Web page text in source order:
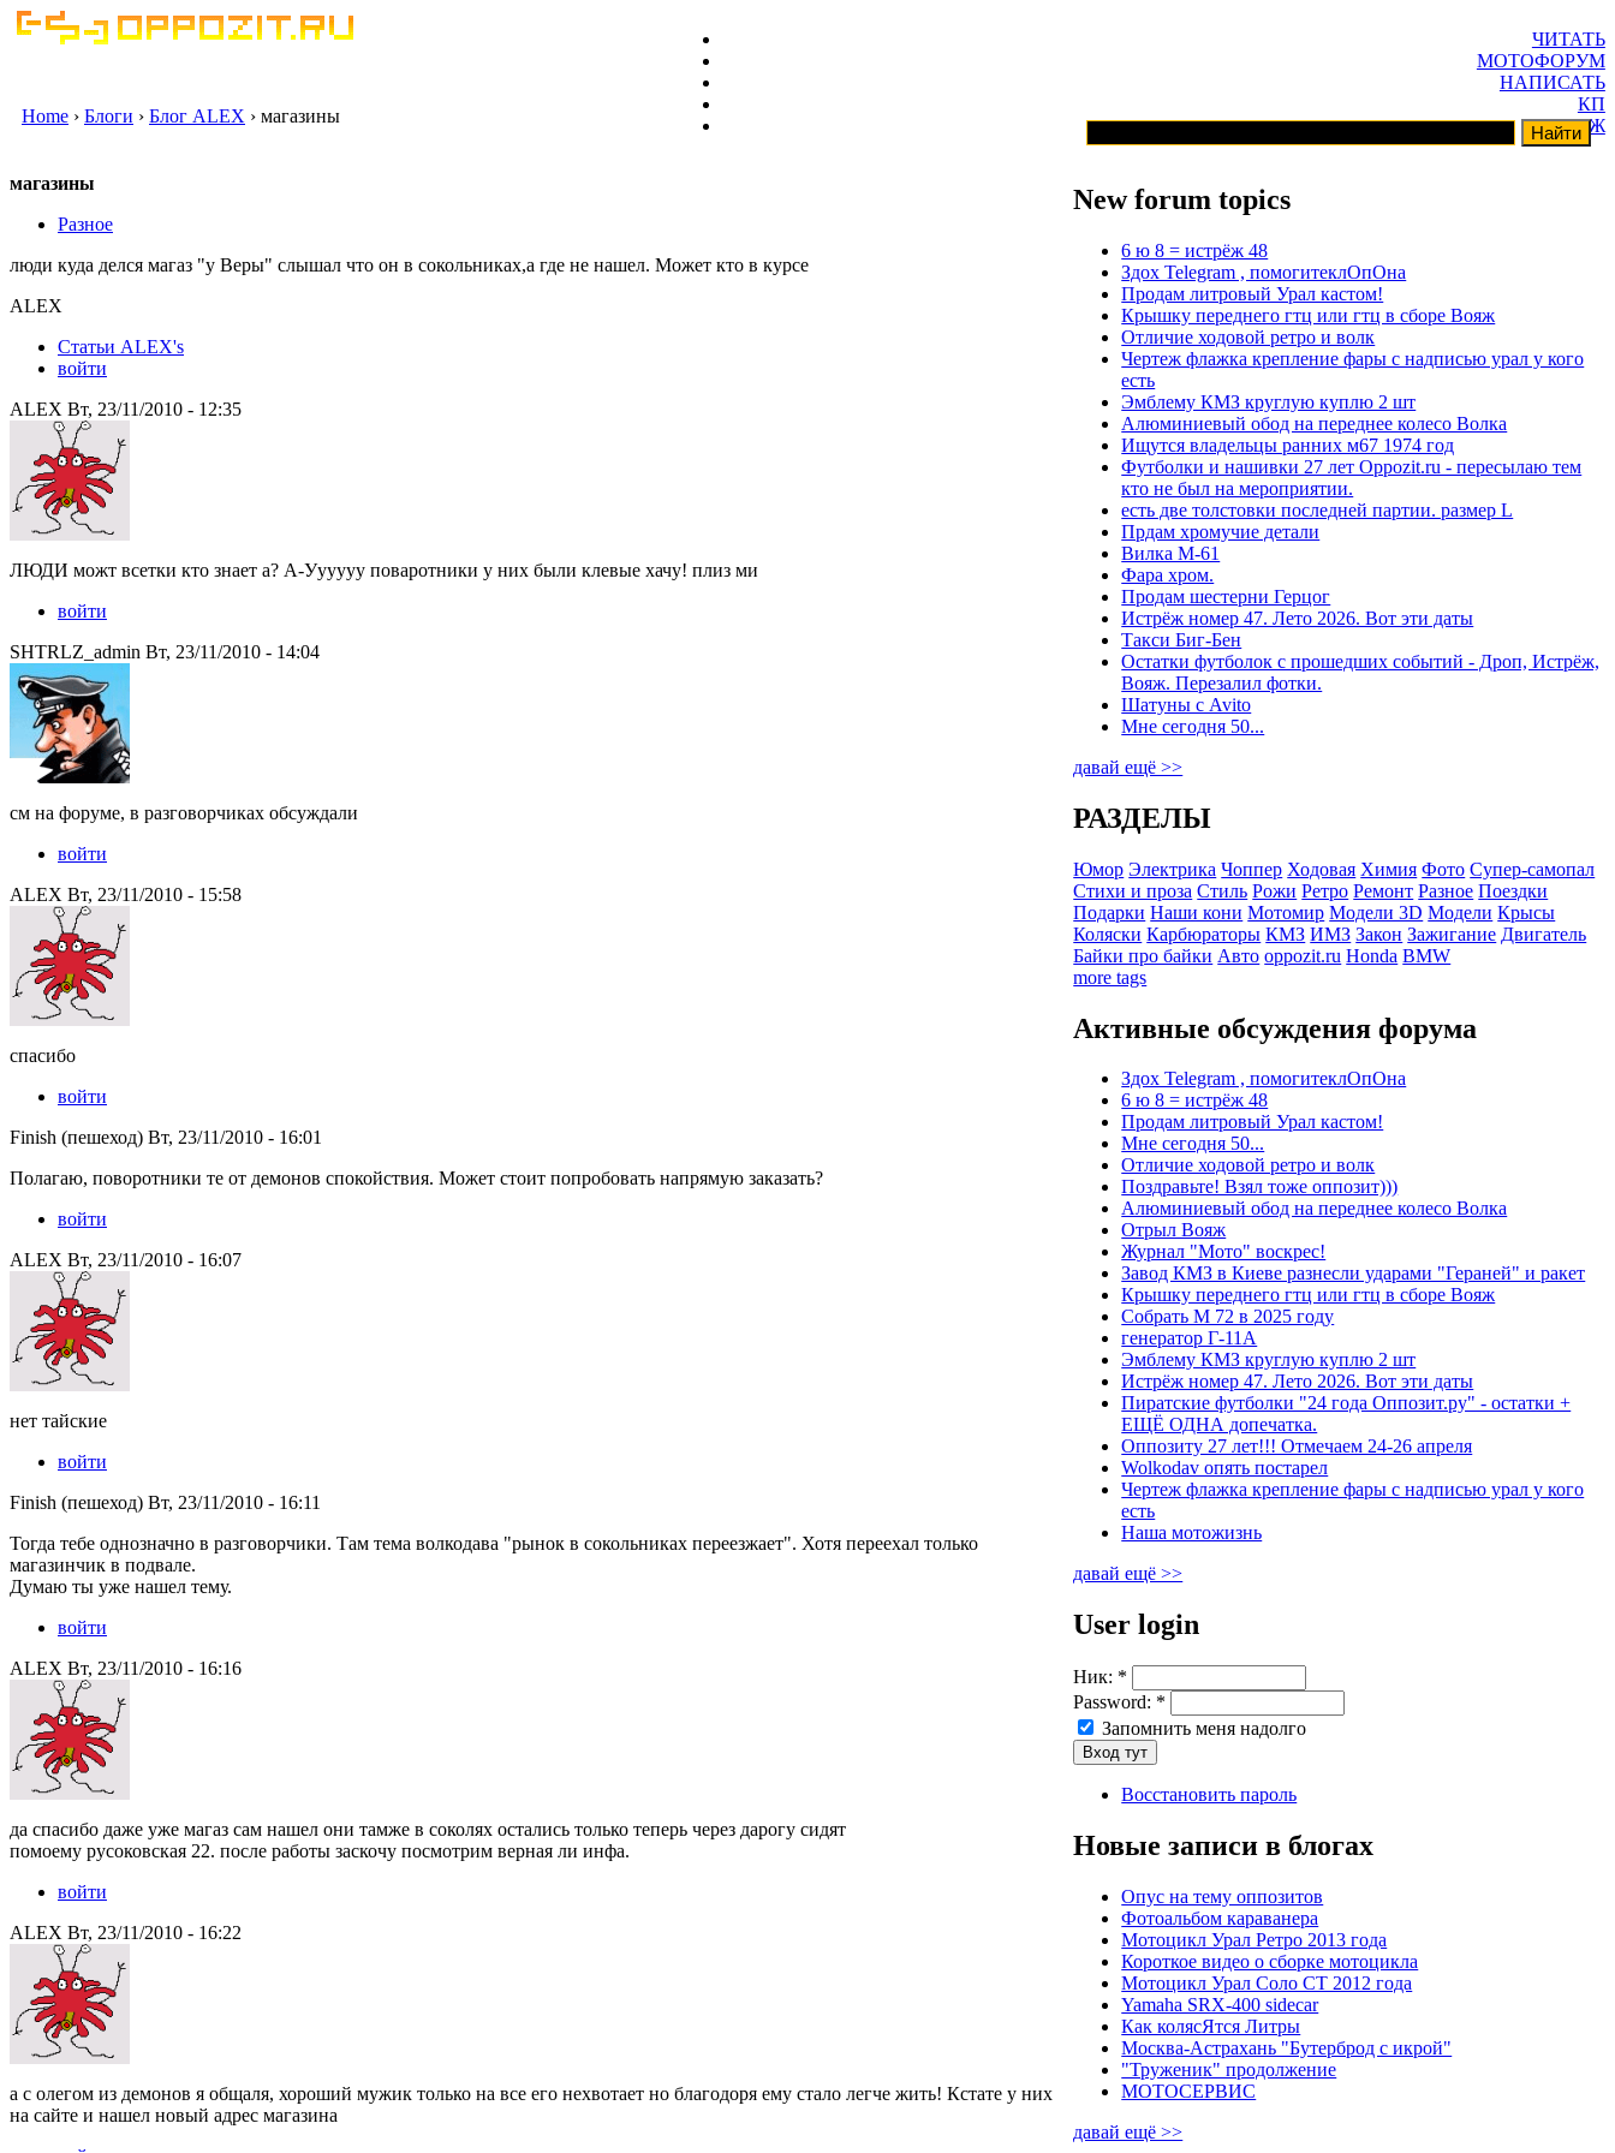
ЧИТАТЬ
МОТОФОРУМ
НАПИСАТЬ
КП
ГАРАЖ
Home › Блоги › Блог ALEX › магазины
магазины
Разное
люди куда делся магаз "у Веры" слышал что он в сокольниках,а где не нашел. Может кто в курсе
ALEX
Статьи ALEX's
войти
ALEX Вт, 23/11/2010 - 12:35
ЛЮДИ можт всетки кто знает а? А-Уууууу поваротники у них были клевые хачу! плиз ми
войти
SHTRLZ_admin Вт, 23/11/2010 - 14:04
см на форуме, в разговорчиках обсуждали
войти
ALEX Вт, 23/11/2010 - 15:58
спасибо
войти
Finish (пешеход) Вт, 23/11/2010 - 16:01
Полагаю, поворотники те от демонов спокойствия. Может стоит попробовать напрямую заказать?
войти
ALEX Вт, 23/11/2010 - 16:07
нет тайские
войти
Finish (пешеход) Вт, 23/11/2010 - 16:11
Тогда тебе однозначно в разговорчики. Там тема волкодава "рынок в сокольниках переезжает". Хотя переехал только
магазинчик в подвале.
Думаю ты уже нашел тему.
войти
ALEX Вт, 23/11/2010 - 16:16
да спасибо даже уже магаз сам нашел они тамже в соколях остались только теперь через дарогу сидят
помоему русоковская 22. после работы заскочу посмотрим верная ли инфа.
войти
ALEX Вт, 23/11/2010 - 16:22
а с олегом из демонов я общаля, хороший мужик только на все его нехвотает но благодоря ему стало легче жить! Кстате у них
на сайте и нашел новый адрес магазина
New forum topics
6 ю 8 = истрёж 48
Здох Telegram , помогитеклОпОна
Продам литровый Урал кастом!
Крышку переднего гтц или гтц в сборе Вояж
Отличие ходовой ретро и волк
Чертеж флажка крепление фары с надписью урал у кого
есть
Эмблему КМЗ круглую куплю 2 шт
Алюминиевый обод на переднее колесо Волка
Ищутся владельцы ранних м67 1974 год
Футболки и нашивки 27 лет Oppozit.ru - пересылаю тем
кто не был на мероприятии.
есть две толстовки последней партии. размер L
Прдам хромучие детали
Вилка М-61
Фара хром.
Продам шестерни Герцог
Истрёж номер 47. Лето 2026. Вот эти даты
Такси Биг-Бен
Остатки футболок с прошедших событий - Дроп, Истрёж,
Вояж. Перезалил фотки.
Шатуны с Avito
Мне сегодня 50...
давай ещё >>
РАЗДЕЛЫ
Юмор Электрика Чоппер Ходовая Химия Фото Супер-самопал
Стихи и проза Стиль Рожи Ретро Ремонт Разное Поездки
Подарки Наши кони Мотомир Модели 3D Модели Крысы
Коляски Карбюраторы КМЗ ИМЗ Закон Зажигание Двигатель
Байки про байки Авто oppozit.ru Honda BMW
more tags
Активные обсуждения форума
Здох Telegram , помогитеклОпОна
6 ю 8 = истрёж 48
Продам литровый Урал кастом!
Мне сегодня 50...
Отличие ходовой ретро и волк
Поздравьте! Взял тоже оппозит)))
Алюминиевый обод на переднее колесо Волка
Отрыл Вояж
Журнал "Мото" воскрес!
Завод КМЗ в Киеве разнесли ударами "Гераней" и ракет
Крышку переднего гтц или гтц в сборе Вояж
Собрать М 72 в 2025 году
генератор Г-11А
Эмблему КМЗ круглую куплю 2 шт
Истрёж номер 47. Лето 2026. Вот эти даты
Пиратские футболки "24 года Оппозит.ру" - остатки +
ЕЩЁ ОДНА допечатка.
Оппозиту 27 лет!!! Отмечаем 24-26 апреля
Wolkodav опять постарел
Чертеж флажка крепление фары с надписью урал у кого
есть
Наша мотожизнь
давай ещё >>
User login
Ник: *
Password: *
Запомнить меня надолго
Восстановить пароль
Новые записи в блогах
Опус на тему оппозитов
Фотоальбом караванера
Мотоцикл Урал Ретро 2013 года
Короткое видео о сборке мотоцикла
Мотоцикл Урал Соло СТ 2012 года
Yamaha SRX-400 sidecar
Как колясЯтся Литры
Москва-Астрахань "Бутерброд с икрой"
"Труженик" продолжение
МОТОСЕРВИС
давай ещё >>